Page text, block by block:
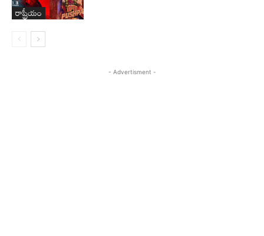
రాష్ట్రీయం
- Advertisment -